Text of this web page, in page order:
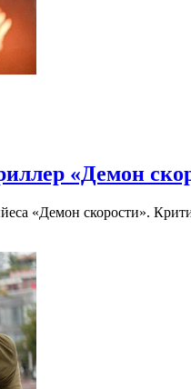
«Демон
«Демон скорости».